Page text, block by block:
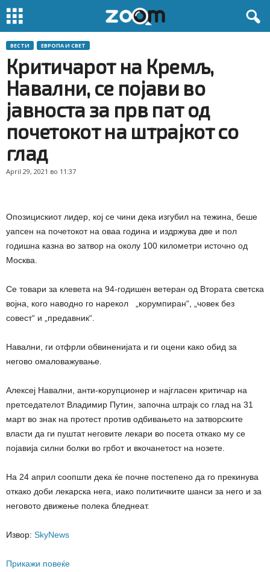
ВЕСТИ ЕВРОПА И СВЕТ
Критичарот на Кремљ,
Навални, се појави во
јавноста за прв пат од
почетокот на штрајкот со
глад
April 29, 2021 во 11:37
Опозицискиот лидер, кој се чини дека изгубил на тежина, беше
уапсен на почетокот на оваа година и издржува две и пол
годишна казна во затвор на околу 100 километри источно од
Москва.
Се товари за клевета на 94-годишен ветеран од Втората светска
војна, кого наводно го нарекол „корумпиран“, „човек без
совест“ и „предавник“.
Навални, ги отфрли обвиненијата и ги оцени како обид за
негово омаловажување.
Алексеј Навални, анти-корупционер и најгласен критичар на
претседателот Владимир Путин, започна штрајк со глад на 31
март во знак на протест против одбивањето на затворските
власти да ги пуштат неговите лекари во посета откако му се
појавија силни болки во грбот и вкочанетост на нозете.
На 24 април соопшти дека ќе почне постепено да го прекинува
откако доби лекарска нега, иако политичките шанси за него и за
неговото движење полека бледнеат.
Извор: SkyNews
Прикажи повеќе